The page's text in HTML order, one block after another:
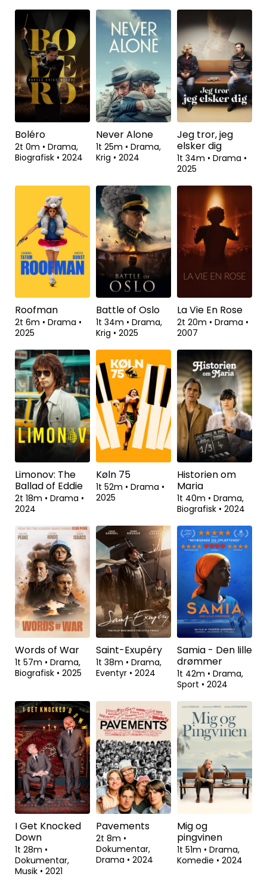
Boléro
2t 0m • Drama,
Biografisk • 2024
Never Alone
1t 25m • Drama,
Krig • 2024
Jeg tror, jeg
elsker dig
1t 34m • Drama •
2025
Roofman
2t 6m • Drama •
2025
Battle of Oslo
1t 34m • Drama,
Krig • 2025
La Vie En Rose
2t 20m • Drama •
2007
Limonov: The
Ballad of Eddie
2t 18m • Drama •
2024
Køln 75
1t 52m • Drama •
2025
Historien om
Maria
1t 40m • Drama,
Biografisk • 2024
Words of War
1t 57m • Drama,
Biografisk • 2025
Saint-Exupéry
1t 38m • Drama,
Eventyr • 2024
Samia - Den lille
drømmer
1t 42m • Drama,
Sport • 2024
I Get Knocked
Down
1t 28m •
Dokumentar,
Musik • 2021
Pavements
2t 8m •
Dokumentar,
Drama • 2024
Mig og
pingvinen
1t 51m • Drama,
Komedie • 2024